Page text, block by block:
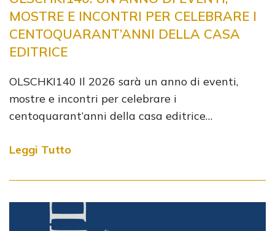
MOSTRE E INCONTRI PER CELEBRARE I
CENTOQUARANT’ANNI DELLA CASA
EDITRICE
OLSCHKI140 Il 2026 sarà un anno di eventi,
mostre e incontri per celebrare i
centoquarant’anni della casa editrice…
Leggi Tutto